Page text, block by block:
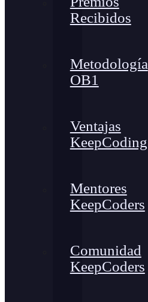
Recibidos
Metodología
OB1
Ventajas
KeepCoding
Mentores
KeepCoders
Comunidad
KeepCoders